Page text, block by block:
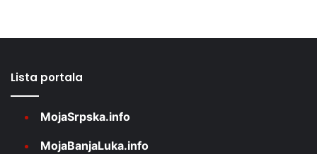
Lista portala
MojaSrpska.info
MojaBanjaLuka.info